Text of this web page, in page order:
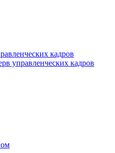
кадров
управленческих кадров